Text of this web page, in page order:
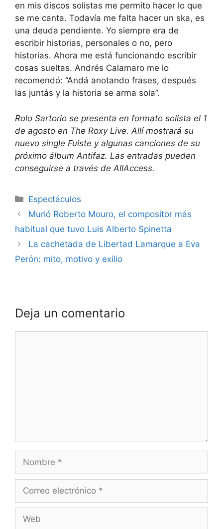
en mis discos solistas me permito hacer lo que
se me canta. Todavía me falta hacer un ska, es
una deuda pendiente. Yo siempre era de
escribir historias, personales o no, pero
historias. Ahora me está funcionando escribir
cosas sueltas. Andrés Calamaro me lo
recomendó: “Andá anotando frases, después
las juntás y la historia se arma sola”.
Rolo Sartorio se presenta en formato solista el 1
de agosto en The Roxy Live. Allí mostrará su
nuevo single Fuiste y algunas canciones de su
próximo álbum Antifaz. Las entradas pueden
conseguirse a través de AllAccess.
Espectáculos
Murió Roberto Mouro, el compositor más
habitual que tuvo Luis Alberto Spinetta
La cachetada de Libertad Lamarque a Eva
Perón: mito, motivo y exilio
Deja un comentario